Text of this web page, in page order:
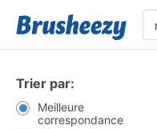
Trier par:
Meilleure
correspondance